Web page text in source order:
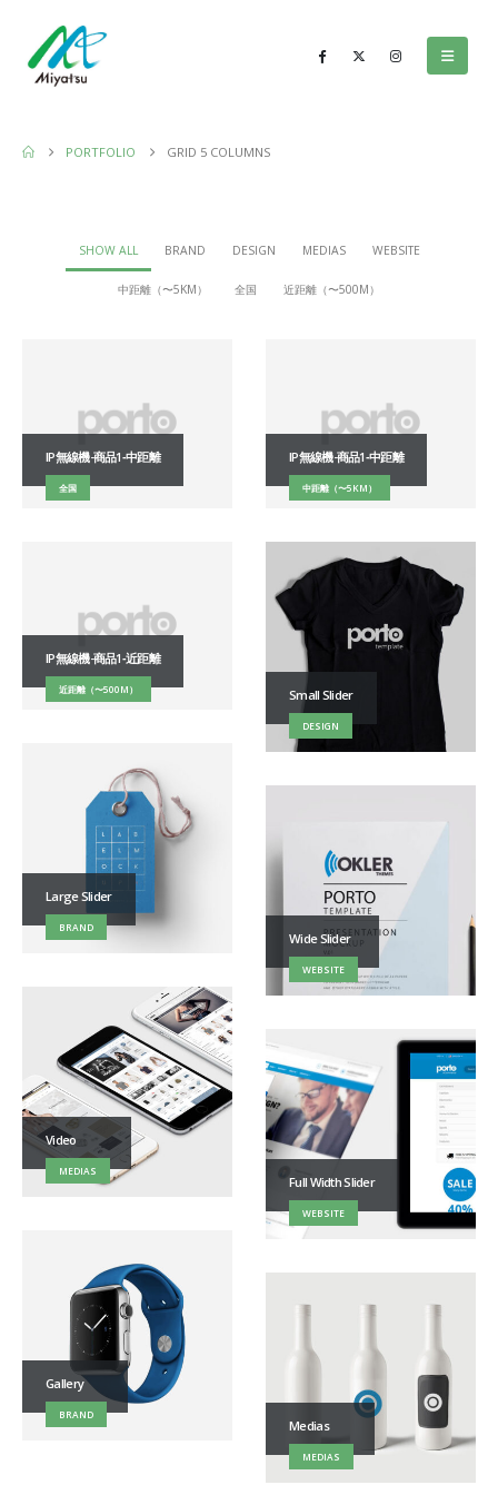
PORTFOLIO GRID 5 COLUMNS
SHOW ALL BRAND DESIGN MEDIAS WEBSITE
中距離（〜5KM） 全国 近距離（〜500M）
IP無線機-商品1‐中距離
全国
IP無線機-商品1‐中距離
中距離（〜5KM）
IP無線機-商品1‐近距離
近距離（〜500M） Small Slider
DESIGN
Large Slider
BRAND
Wide Slider
WEBSITE
Video
MEDIAS
Full Width Slider
WEBSITE
Gallery
BRAND
Medias
MEDIAS